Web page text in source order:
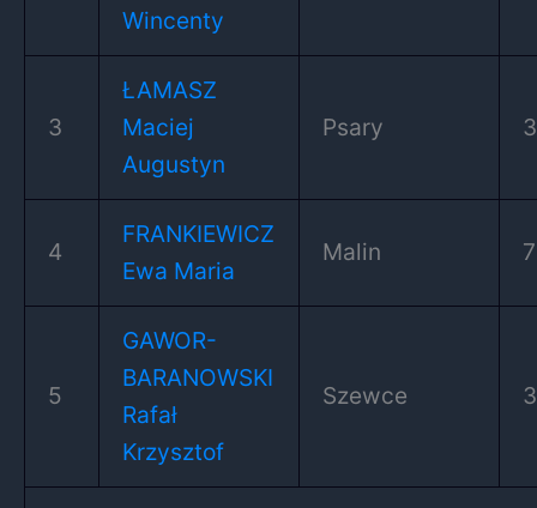
Wincenty
3
ŁAMASZ
Maciej
Augustyn
Psary
4
FRANKIEWICZ
Ewa Maria
Malin
5
GAWOR-
BARANOWSKI
Rafał
Krzysztof
Szewce